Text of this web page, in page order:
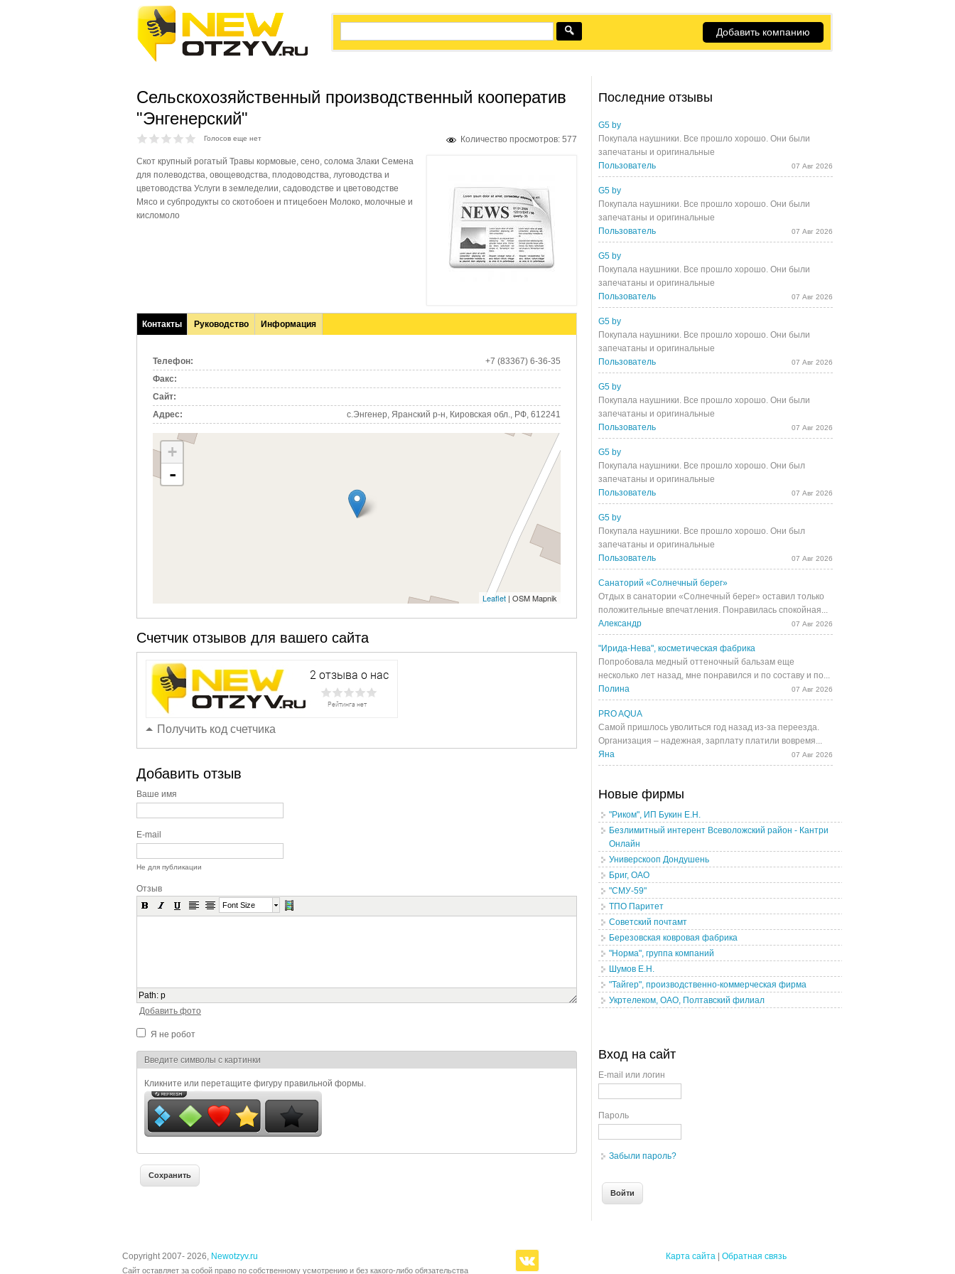
Добавить компанию
Сельскохозяйственный производственный кооператив
"Энгенерский"
Количество просмотров: 577
Голосов еще нет
Скот крупный рогатый Травы кормовые, сено, солома Злаки Семена
для полеводства, овощеводства, плодоводства, луговодства и
цветоводства Услуги в земледелии, садоводстве и цветоводстве
Мясо и субпродукты со скотобоен и птицебоен Молоко, молочные и
кисломоло
Контакты
(активная
Руководство Информация
Телефон:
+7 (83367) 6-36-35
Факс:
Сайт:
Адрес:
с.Энгенер, Яранский р-н, Кировская обл., РФ, 612241
+
-
Leaflet | OSM Mapnik
Счетчик отзывов для вашего сайта
Получить код счетчика
Добавить отзыв
Ваше имя
E-mail
Не для публикации
Отзыв
Font Size
Path: p
Добавить фото
Я не робот
Я спамер
Введите символы с картинки
Кликните или перетащите фигуру правильной формы.
Последние отзывы
G5 by
Покупала наушники. Все прошло хорошо. Они были
запечатаны и оригинальные
Пользователь
07 Авг 2026
G5 by
Покупала наушники. Все прошло хорошо. Они были
запечатаны и оригинальные
Пользователь
07 Авг 2026
G5 by
Покупала наушники. Все прошло хорошо. Они были
запечатаны и оригинальные
Пользователь
07 Авг 2026
G5 by
Покупала наушники. Все прошло хорошо. Они были
запечатаны и оригинальные
Пользователь
07 Авг 2026
G5 by
Покупала наушники. Все прошло хорошо. Они были
запечатаны и оригинальные
Пользователь
07 Авг 2026
G5 by
Покупала наушники. Все прошло хорошо. Они был
запечатаны и оригинальные
Пользователь
07 Авг 2026
G5 by
Покупала наушники. Все прошло хорошо. Они был
запечатаны и оригинальные
Пользователь
07 Авг 2026
Санаторий «Солнечный берег»
Отдых в санатории «Солнечный берег» оставил только
положительные впечатления. Понравилась спокойная...
Александр
07 Авг 2026
"Ирида-Нева", косметическая фабрика
Попробовала медный оттеночный бальзам еще
несколько лет назад, мне понравился и по составу и по...
Полина
07 Авг 2026
PRO AQUA
Самой пришлось уволиться год назад из-за переезда.
Организация – надежная, зарплату платили вовремя...
Яна
07 Авг 2026
Новые фирмы
"Риком", ИП Букин Е.Н.
Безлимитный интерент Всеволожский район - Кантри
Онлайн
Универскооп Дондушень
Бриг, ОАО
"СМУ-59"
ТПО Паритет
Советский почтамт
Березовская ковровая фабрика
"Норма", группа компаний
Шумов Е.Н.
"Тайгер", производственно-коммерческая фирма
Укртелеком, ОАО, Полтавский филиал
Вход на сайт
E-mail или логин
Пароль
Забыли пароль?
Карта сайта | Обратная связь
Copyright 2007- 2026, Newotzyv.ru
Сайт оставляет за собой право по собственному усмотрению и без какого-либо обязательства